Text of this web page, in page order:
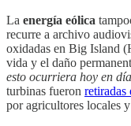
La energía eólica
recurre a archivo
oxidadas en Big Island
vida y el daño
esto ocurriera hoy en día
turbinas fueron retiradas
por agricultores locales